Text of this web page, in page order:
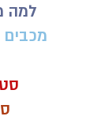
למה
מכבים